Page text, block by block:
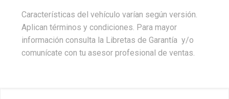
Características del vehículo varían según versión.
Aplican términos y condiciones. Para mayor
información consulta la Libretas de Garantía y/o
comunícate con tu asesor profesional de ventas.